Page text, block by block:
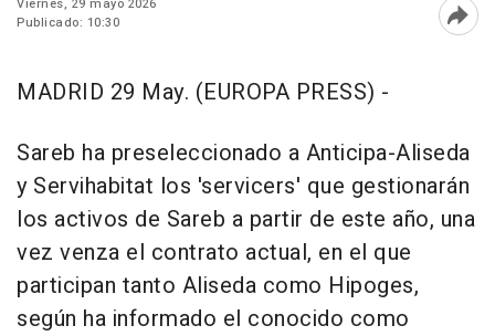
Viernes, 29 mayo 2026
Publicado: 10:30
MADRID 29 May. (EUROPA PRESS) -
Sareb ha preseleccionado a Anticipa-Aliseda
y Servihabitat los 'servicers' que gestionarán
los activos de Sareb a partir de este año, una
vez venza el contrato actual, en el que
participan tanto Aliseda como Hipoges,
según ha informado el conocido como